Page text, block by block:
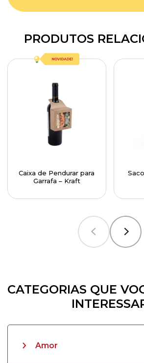
PRODUTOS
Caixa de Pendurar para
Garrafa – Kraft
CATEGORIAS QUE
Amor